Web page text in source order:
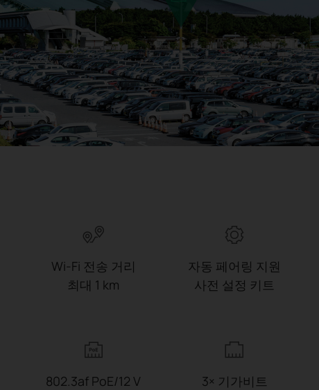
Wi-Fi 전송 거리
최대 1 km
자동 페어링 지원
사전 설정 키트
802.3af PoE/12 V
3× 기가비트